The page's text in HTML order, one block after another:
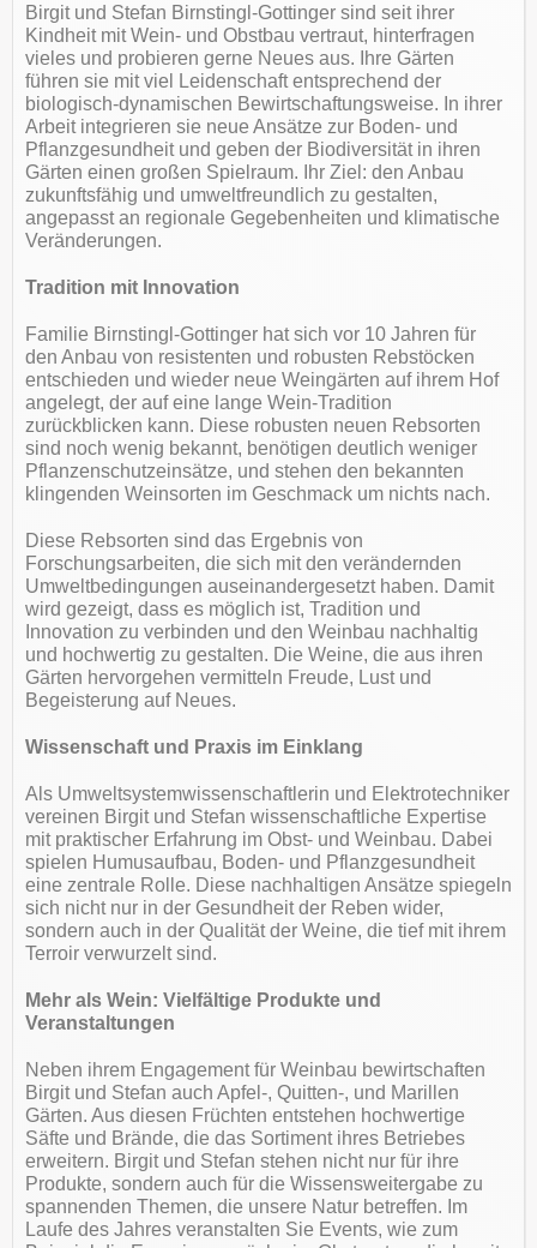
Birgit und Stefan Birnstingl-Gottinger sind seit ihrer
Kindheit mit Wein- und Obstbau vertraut, hinterfragen
vieles und probieren gerne Neues aus. Ihre Gärten
führen sie mit viel Leidenschaft entsprechend der
biologisch-dynamischen Bewirtschaftungsweise. In ihrer
Arbeit integrieren sie neue Ansätze zur Boden- und
Pflanzgesundheit und geben der Biodiversität in ihren
Gärten einen großen Spielraum. Ihr Ziel: den Anbau
zukunftsfähig und umweltfreundlich zu gestalten,
angepasst an regionale Gegebenheiten und klimatische
Veränderungen.
Tradition mit Innovation
Familie Birnstingl-Gottinger hat sich vor 10 Jahren für
den Anbau von resistenten und robusten Rebstöcken
entschieden und wieder neue Weingärten auf ihrem Hof
angelegt, der auf eine lange Wein-Tradition
zurückblicken kann. Diese robusten neuen Rebsorten
sind noch wenig bekannt, benötigen deutlich weniger
Pflanzenschutzeinsätze, und stehen den bekannten
klingenden Weinsorten im Geschmack um nichts nach.
Diese Rebsorten sind das Ergebnis von
Forschungsarbeiten, die sich mit den verändernden
Umweltbedingungen auseinandergesetzt haben. Damit
wird gezeigt, dass es möglich ist, Tradition und
Innovation zu verbinden und den Weinbau nachhaltig
und hochwertig zu gestalten. Die Weine, die aus ihren
Gärten hervorgehen vermitteln Freude, Lust und
Begeisterung auf Neues.
Wissenschaft und Praxis im Einklang
Als Umweltsystemwissenschaftlerin und Elektrotechniker
vereinen Birgit und Stefan wissenschaftliche Expertise
mit praktischer Erfahrung im Obst- und Weinbau. Dabei
spielen Humusaufbau, Boden- und Pflanzgesundheit
eine zentrale Rolle. Diese nachhaltigen Ansätze spiegeln
sich nicht nur in der Gesundheit der Reben wider,
sondern auch in der Qualität der Weine, die tief mit ihrem
Terroir verwurzelt sind.
Mehr als Wein: Vielfältige Produkte und
Veranstaltungen
Neben ihrem Engagement für Weinbau bewirtschaften
Birgit und Stefan auch Apfel-, Quitten-, und Marillen
Gärten. Aus diesen Früchten entstehen hochwertige
Säfte und Brände, die das Sortiment ihres Betriebes
erweitern. Birgit und Stefan stehen nicht nur für ihre
Produkte, sondern auch für die Wissensweitergabe zu
spannenden Themen, die unsere Natur betreffen. Im
Laufe des Jahres veranstalten Sie Events, wie zum